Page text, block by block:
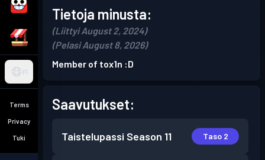
FI
Terms
Privacy
Tuki
Tietoja minusta:
(Liittyi August 2, 2024)
(Pelasi August 8, 2026)
Member of tox1n :D
Saavutukset:
Taistelupassi Season 11 Taso 2